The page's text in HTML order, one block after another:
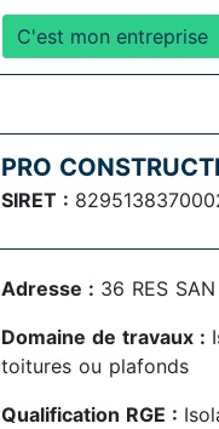
C'est mon entreprise
PRO
SIRET :
Adresse : 36 RES
Domaine de travaux :
toitures ou plafonds
Qualification RGE :